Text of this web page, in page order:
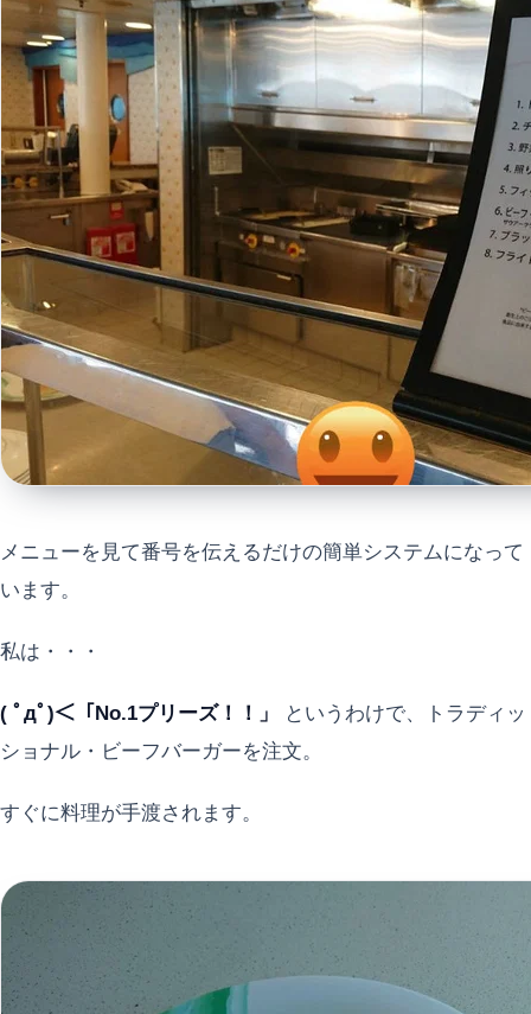
メニューを見て番号を伝えるだけの簡単システムになって
います。
私は・・・
( ﾟдﾟ)＜「No.1プリーズ！！」
というわけで、トラディッ
ショナル・ビーフバーガーを注文。
すぐに料理が手渡されます。